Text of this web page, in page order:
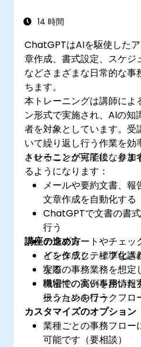
14 時間
ChatGPTはAIを駆使した
章作成、書式設定、スケジ
などさまざまな日常的な事
ちます。
本トレーニングは講師によ
ン形式で実施され、AIの知
者を対象としています。
いて繰り返し行う作業を
させることが可能になりま
トレーニング完了後、参加
るようになります：
メールや要約文書、
文章作成を自動化する
ChatGPTで文書の書
行う
テンプレートやチェッ
どを作成し、標準化さ
なる
機密性の高い事務情報
扱うためのワークフロ
講座の進め方
インタラクティブな講
実際の事務業務を想定
職場での実例を用いた
ーションを行う
カスタマイズのオプション
業種ごとの事務フロー
可能です（要相談）